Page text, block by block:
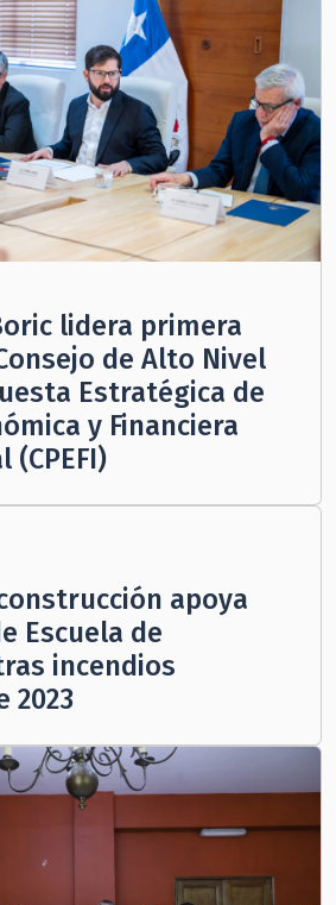
lidera primera
de Alto Nivel
Estratégica de
y Financiera
apoya
Escuela de
incendios
2023